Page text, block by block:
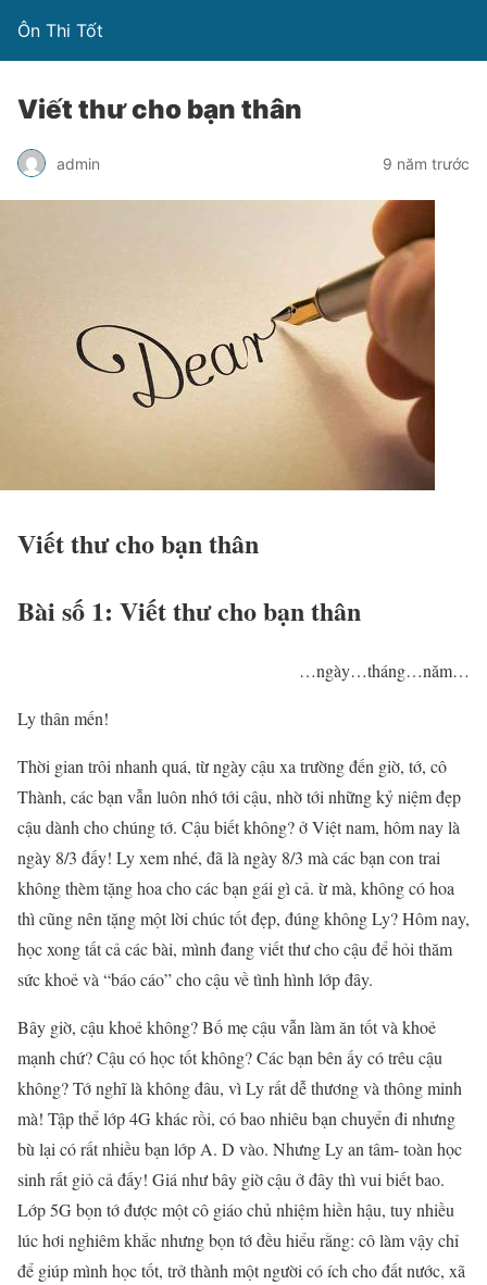
Ôn Thi Tốt
Viết thư cho bạn thân
admin 9 năm trước
Viết thư cho bạn thân
Bài số 1: Viết thư cho bạn thân
…ngày…tháng…năm…
Ly thân mến!
Thời gian trôi nhanh quá, từ ngày cậu xa trường đến giờ, tớ, cô
Thành, các bạn vẫn luôn nhớ tới cậu, nhờ tới những kỷ niệm đẹp
cậu dành cho chúng tớ. Cậu biết không? ở Việt nam, hôm nay là
ngày 8/3 đấy! Ly xem nhé, đã là ngày 8/3 mà các bạn con trai
không thèm tặng hoa cho các bạn gái gì cả. ừ mà, không có hoa
thì cũng nên tặng một lời chúc tốt đẹp, đúng không Ly? Hôm nay,
học xong tất cả các bài, mình đang viết thư cho cậu để hỏi thăm
sức khoẻ và “báo cáo” cho cậu về tình hình lớp đây.
Bây giờ, cậu khoẻ không? Bố mẹ cậu vẫn làm ăn tốt và khoẻ
mạnh chứ? Cậu có học tốt không? Các bạn bên ấy có trêu cậu
không? Tớ nghĩ là không đâu, vì Ly rất dễ thương và thông minh
mà! Tập thể lớp 4G khác rồi, có bao nhiêu bạn chuyển đi nhưng
bù lại có rất nhiều bạn lớp A. D vào. Nhưng Ly an tâm- toàn học
sinh rất giỏ cả đấy! Giá như bây giờ cậu ở đây thì vui biết bao.
Lớp 5G bọn tớ được một cô giáo chủ nhiệm hiền hậu, tuy nhiều
lúc hơi nghiêm khắc nhưng bọn tớ đều hiểu rằng: cô làm vậy chỉ
để giúp mình học tốt, trở thành một người có ích cho đất nước, xã